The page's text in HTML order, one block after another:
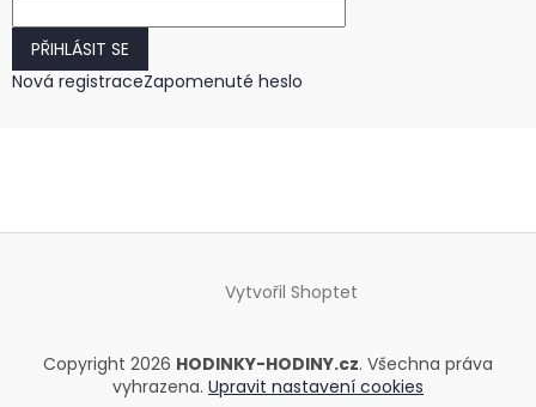
PŘIHLÁSIT SE
Nová registraceZapomenuté heslo
Vytvořil Shoptet
Copyright 2026 HODINKY-HODINY.cz. Všechna práva
vyhrazena. Upravit nastavení cookies